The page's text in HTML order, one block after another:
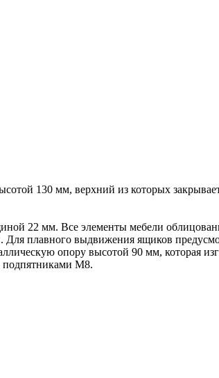
130 мм, верхний из которых
22 мм. Все элементы мебели
плавного выдвижения ящиков
опору высотой 90 мм, которая
подпятниками М8.